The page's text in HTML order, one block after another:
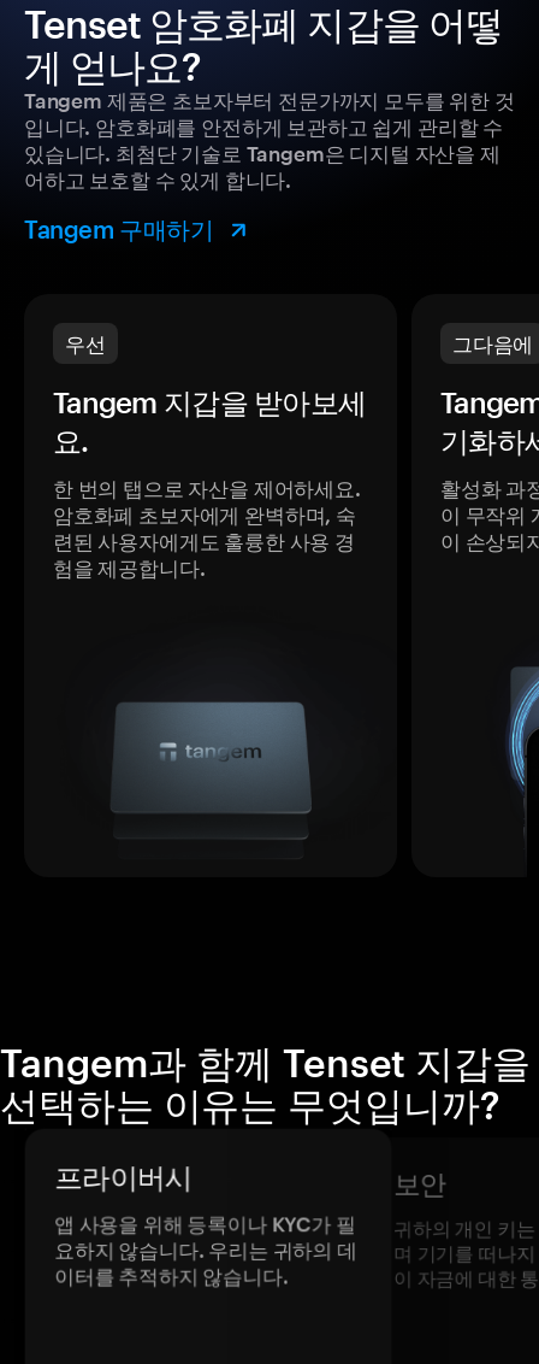
Tenset 암호화폐 지갑을 어떻
게 얻나요?
Tangem 제품은 초보자부터 전문가까지 모두를 위한 것
입니다. 암호화폐를 안전하게 보관하고 쉽게 관리할 수
있습니다. 최첨단 기술로 Tangem은 디지털 자산을 제
어하고 보호할 수 있게 합니다.
Tangem 구매하기
우선
Tangem 지갑을 받아보세
요.
한 번의 탭으로 자산을 제어하세요.
암호화폐 초보자에게 완벽하며, 숙
련된 사용자에게도 훌륭한 사용 경
험을 제공합니다.
그다음에
기화하
활성화 과
이 무작위
이 손상되
Tangem과 함께 Tenset 지갑을
선택하는 이유는 무엇입니까?
프라이버시
앱 사용을 위해 등록이나 KYC가 필
요하지 않습니다. 우리는 귀하의 데
이터를 추적하지 않습니다.
보안
귀하의 개인 키
며 기기를 떠나
이 자금에 대한